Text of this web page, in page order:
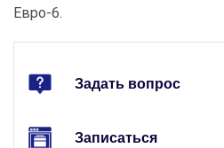
Евро-6.
Задать вопрос
Записаться